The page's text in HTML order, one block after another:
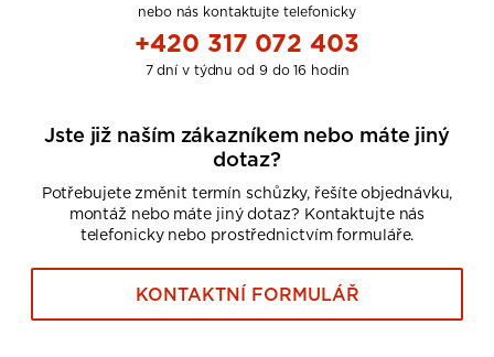
nebo nás kontaktujte telefonicky
+420 317 072 403
7 dní v týdnu od 9 do 16 hodin
Jste již naším zákazníkem nebo máte jiný
dotaz?
Potřebujete změnit termín schůzky, řešíte objednávku,
montáž nebo máte jiný dotaz? Kontaktujte nás
telefonicky nebo prostřednictvím formuláře.
KONTAKTNÍ FORMULÁŘ